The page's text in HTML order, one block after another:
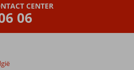
CENTER
06